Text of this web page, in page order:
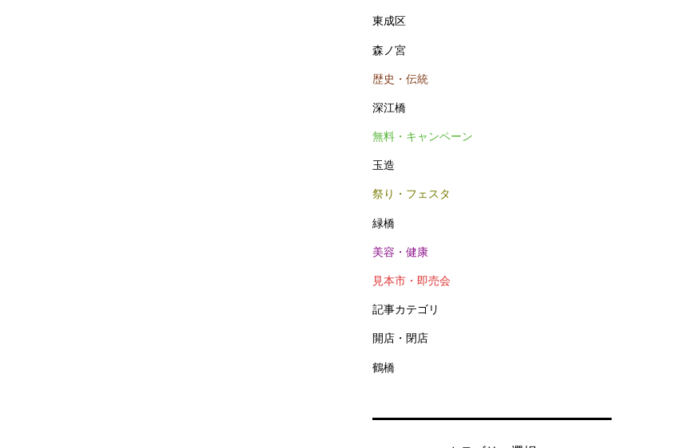
東成区
森ノ宮
歴史・伝統
深江橋
無料・キャンペーン
玉造
祭り・フェスタ
緑橋
美容・健康
見本市・即売会
記事カテゴリ
開店・閉店
鶴橋